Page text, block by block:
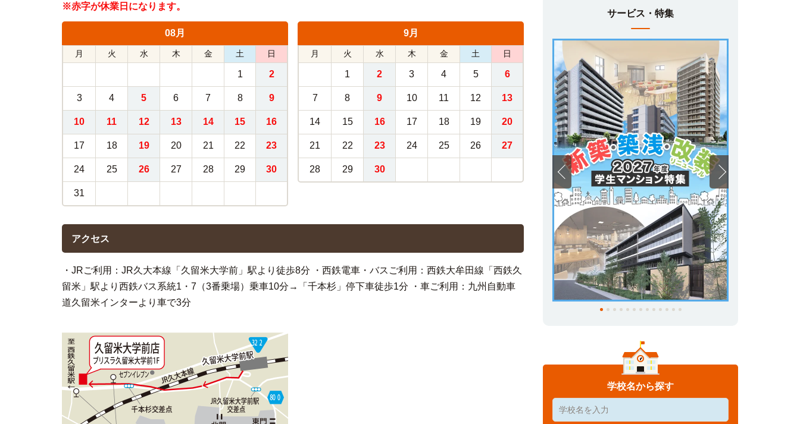
※赤字が休業日になります。
08月
月 火 水 木 金 土 日
1 2
3 4 5 6 7 8 9
10 11 12 13 14 15 16
17 18 19 20 21 22 23
24 25 26 27 28 29 30
31
9月
月 火 水 木 金 土 日
1 2 3 4 5 6
7 8 9 10 11 12 13
14 15 16 17 18 19 20
21 22 23 24 25 26 27
28 29 30
アクセス
・JRご利用：JR久大本線「久留米大学前」駅より徒歩8分 ・西鉄電車・バスご利用：西鉄大牟田線「西鉄久
留米」駅より西鉄バス系統1・7（3番乗場）乗車10分→「千本杉」停下車徒歩1分 ・車ご利用：九州自動車
道久留米インターより車で3分
サービス・特集
学校名から探す